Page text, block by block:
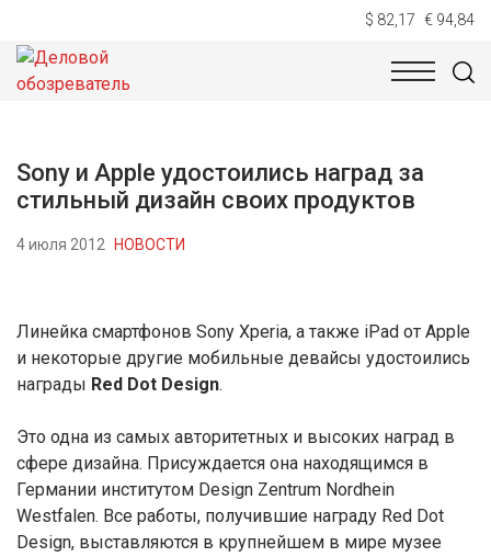
$ 82,17 € 94,84
НОВОСТИ
Sony и Apple удостоились наград за
стильный дизайн своих продуктов
4 июля 2012 НОВОСТИ
Линейка смартфонов Sony Xperia, а также iPad от Apple
и некоторые другие мобильные девайсы удостоились
награды Red Dot Design.
Это одна из самых авторитетных и высоких наград в
сфере дизайна. Присуждается она находящимся в
Германии институтом Design Zentrum Nordhein
Westfalen. Все работы, получившие награду Red Dot
Design, выставляются в крупнейшем в мире музее